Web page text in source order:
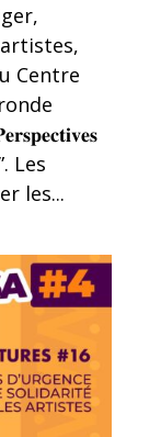
Centre
Les
les...